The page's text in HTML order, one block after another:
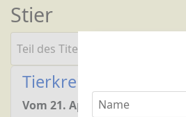
Stier
Tierkreiszeichen: Stier
Vom 21. April bis 20. Mai